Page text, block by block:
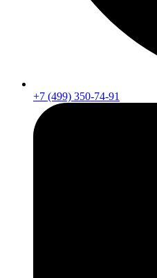
+7 (499) 350-74-91